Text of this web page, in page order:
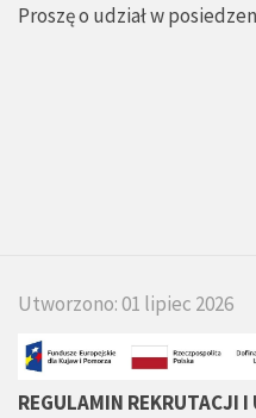
Proszę o udział w
Utworzono: 01 lipiec 2026
REGULAMIN REKRUTACJI